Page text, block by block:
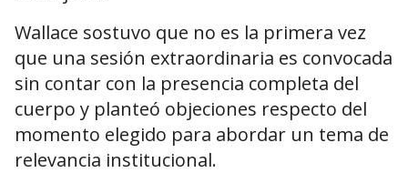
Wallace sostuvo que no es la primera vez
que una sesión extraordinaria es convocada
sin contar con la presencia completa del
cuerpo y planteó objeciones respecto del
momento elegido para abordar un tema de
relevancia institucional.